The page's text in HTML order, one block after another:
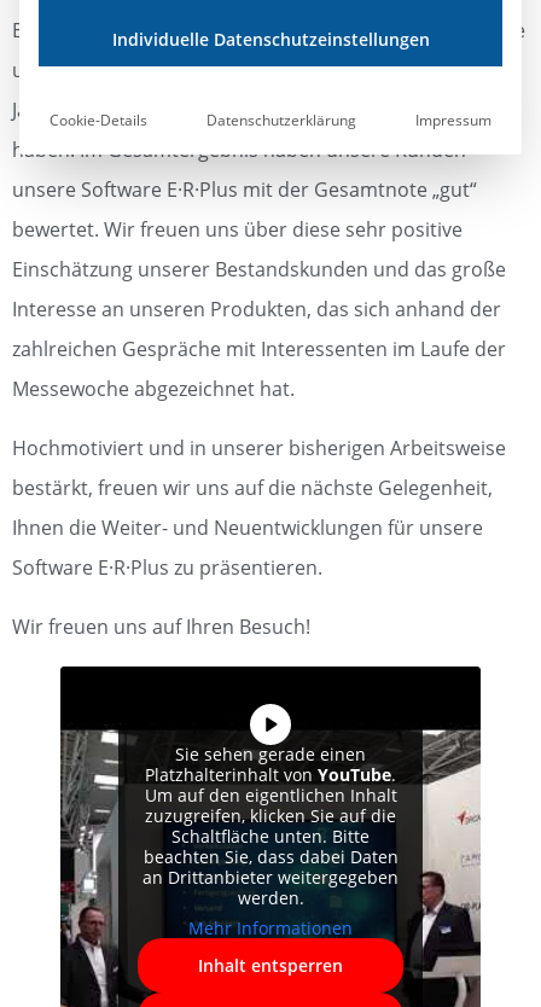
Besonders stolz sind wir auf das Ergebnis einer Umfrage
unter unseren Bestandskunden, die uns auch in diesem
Jahr, wieder zahlreich an unserem Messestand besucht
haben. Im Gesamtergebnis haben unsere Kunden
unsere Software E·R·Plus mit der Gesamtnote „gut“
bewertet. Wir freuen uns über diese sehr positive
Einschätzung unserer Bestandskunden und das große
Interesse an unseren Produkten, das sich anhand der
zahlreichen Gespräche mit Interessenten im Laufe der
Messewoche abgezeichnet hat.
Hochmotiviert und in unserer bisherigen Arbeitsweise
bestärkt, freuen wir uns auf die nächste Gelegenheit,
Ihnen die Weiter- und Neuentwicklungen für unsere
Software E·R·Plus zu präsentieren.
Wir freuen uns auf Ihren Besuch!
Sie sehen gerade einen
Platzhalterinhalt von YouTube.
Um auf den eigentlichen Inhalt
zuzugreifen, klicken Sie auf die
Schaltfläche unten. Bitte
beachten Sie, dass dabei Daten
an Drittanbieter weitergegeben
werden.
Mehr Informationen
Inhalt entsperren
Individuelle Datenschutzeinstellungen
Cookie-Details Datenschutzerklärung Impressum